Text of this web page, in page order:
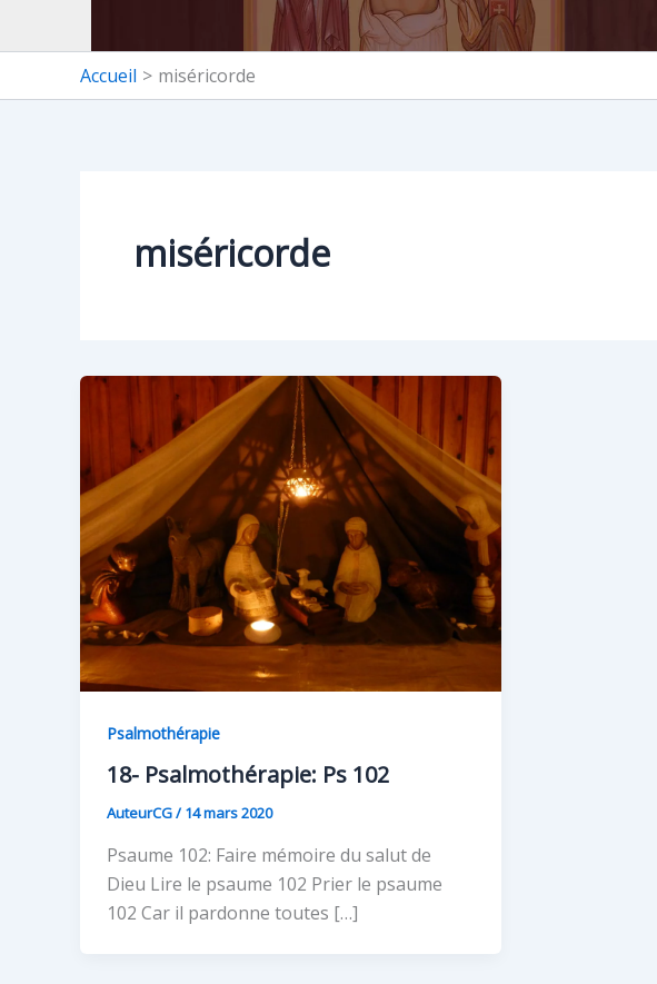
Accueil miséricorde
miséricorde
Psalmothérapie
18- Psalmothérapie: Ps 102
AuteurCG/14 mars 2020
Psaume 102: Faire mémoire du salut de
Dieu Lire le psaume 102 Prier le psaume
102 Car il pardonne toutes […]